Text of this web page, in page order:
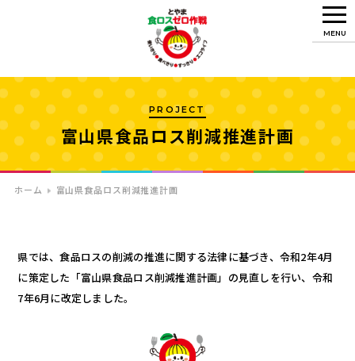
MENU
PROJECT
富山県食品ロス削減推進計画
ホーム 富山県食品ロス削減推進計画
県では、食品ロスの削減の推進に関する法律に基づき、令和2年4月
に策定した「富山県食品ロス削減推進計画」の見直しを行い、令和
7年6月に改定しました。